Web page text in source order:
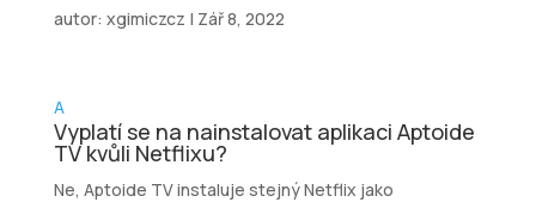
autor: xgimiczcz | Zář 8, 2022
A
Vyplatí se na nainstalovat aplikaci Aptoide
TV kvůli Netflixu?
Ne, Aptoide TV instaluje stejný Netflix jako